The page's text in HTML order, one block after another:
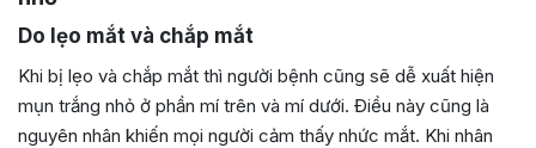
Do lẹo mắt và chắp mắt
Khi bị lẹo và chắp mắt thì người bệnh cũng sẽ dễ xuất hiện
mụn trắng nhỏ ở phần mí trên và mí dưới. Điều này cũng là
nguyên nhân khiến mọi người cảm thấy nhức mắt. Khi nhân